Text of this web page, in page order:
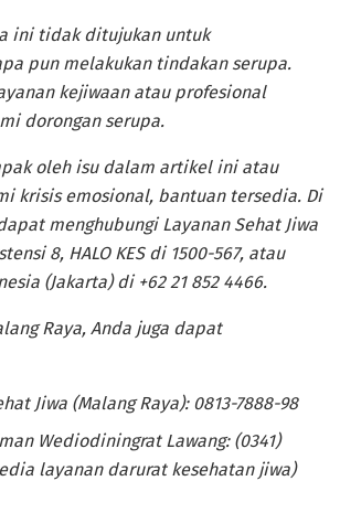
ini tidak ditujukan untuk
pun melakukan tindakan serupa.
kejiwaan atau profesional
dorongan serupa.
oleh isu dalam artikel ini atau
krisis emosional, bantuan tersedia. Di
menghubungi Layanan Sehat Jiwa
8, HALO KES di 1500-567, atau
(Jakarta) di +62 21 852 4466.
Raya, Anda juga dapat
Jiwa (Malang Raya): 0813-7888-98
Wediodiningrat Lawang: (0341)
layanan darurat kesehatan jiwa)